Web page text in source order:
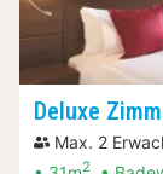
Deluxe
Max. 2
2